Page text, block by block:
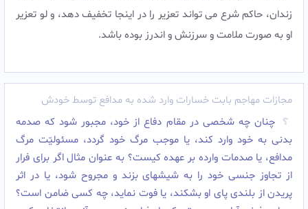
زندان، حاکم شرع مى تواند تعزیر را در اینجا تخفیف دهد، و لو تعزیر
او به صورت ملامت و سرزنش و اندرز بوده باشد.‌
مجازات مهاجم بابت خسارات وارد شده به مدافع توسط خودش
چنان چه شخصى در مقام دفاع از خود، مجبور شود كه صدمه
بدنى به خود وارد كند، يا موجب مرگ خود گردد، مسئوليّت مرگ
مدافع، يا صدمات وارده بر عهده كيست؟ به عنوان مثال اگر براى فرار
از تجاوز جنسى خود را به شيشه‏اى بزند و مجروح شود، يا در اثر
پريدن از بلندى پاى او بشكند، يا فوت نمايد، چه كسى ضامن است؟